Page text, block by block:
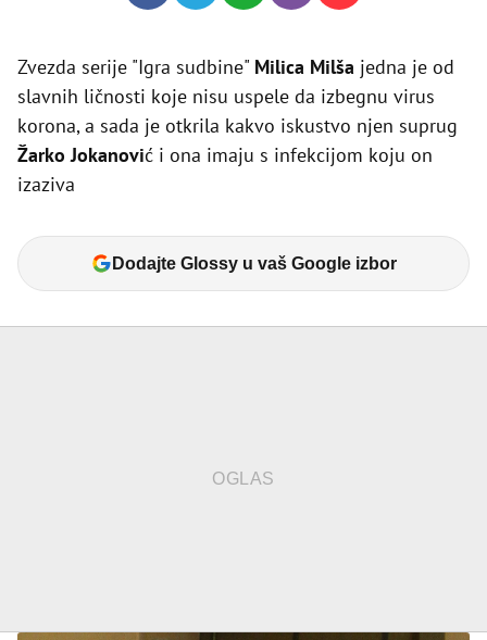
Zvezda serije "Igra sudbine" Milica Milša jedna je od
slavnih ličnosti koje nisu uspele da izbegnu virus
korona, a sada je otkrila kakvo iskustvo njen suprug
Žarko Jokanović i ona imaju s infekcijom koju on
izaziva
Dodajte Glossy u vaš Google izbor